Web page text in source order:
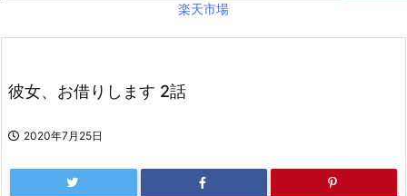
楽天市場
彼女、お借りします 2話
2020年7月25日